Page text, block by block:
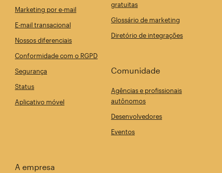
Marketing por e-mail
E-mail transacional
Nossos diferenciais
Conformidade com o RGPD
Segurança
Status
Aplicativo móvel
gratuitas
Glossário de marketing
Diretório de integrações
Comunidade
Agências e profissionais
autônomos
Desenvolvedores
Eventos
A empresa